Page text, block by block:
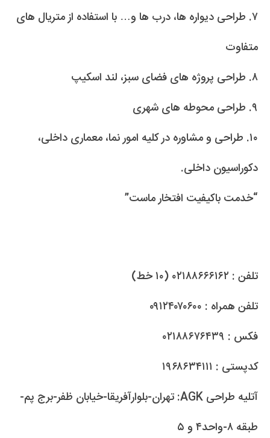
۷. طراحی دیواره ها، درب ها و… با استفاده از متریال های
متفاوت
۸. طراحی پروژه های فضای سبز، لند اسکیپ
۹. طراحی محوطه های شهری
۱۰. طراحی و مشاوره در کلیه امور نما، معماری داخلی،
دکوراسیون داخلی.
“خدمت باکیفیت افتخار ماست”
تلفن : ۰۲۱۸۸۶۶۶۱۶۲ (۱۰ خط)
تلفن همراه : ۰۹۱۲۴۰۷۰۶۰۰
فکس : ۰۲۱۸۸۶۷۶۴۳۹
کدپستی : ۱۹۶۸۶۳۴۱۱۱
آتلیه طراحی AGK: تهران-بلوارآفریقا-خیابان ظفر-برج پم-
طبقه ۸-واحد۴ و ۵